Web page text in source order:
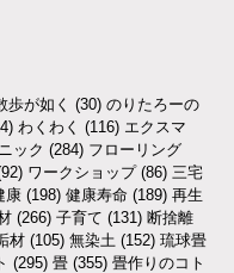
歩が如く (30) のりたろーの
わくわく (116) エクスマ
ック (284) フローリング
ワークショップ(86) 三宅
康 (198) 健康寿命 (189) 再生
(266) 子育て (131) 断捨離
材 (105) 無染土 (152) 琉球畳
(295) 畳 (355) 畳作りのコト